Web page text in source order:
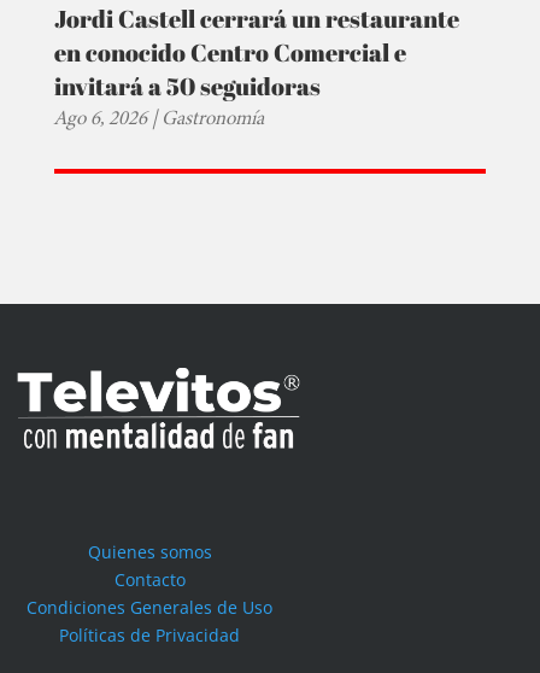
Jordi Castell cerrará un restaurante
en conocido Centro Comercial e
invitará a 50 seguidoras
Ago 6, 2026|Gastronomía
Quienes somos
Contacto
Condiciones Generales de Uso
Políticas de Privacidad